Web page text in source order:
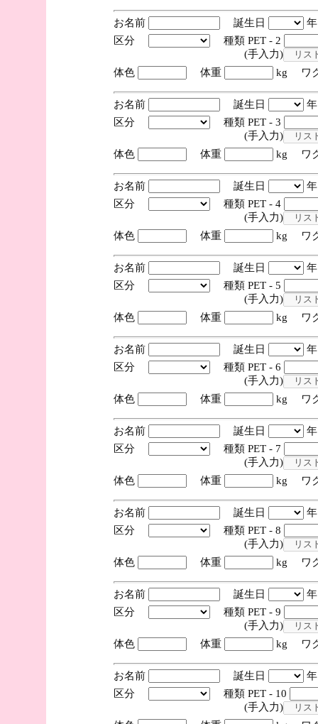
お名前 誕生日
区分
種類 PET - 2
(手入力)
体色
体重 kg ワ
お名前 誕生日
区分
種類 PET - 3
(手入力)
体色
体重 kg ワ
お名前 誕生日
区分
種類 PET - 4
(手入力)
体色
体重 kg ワ
お名前 誕生日
区分
種類 PET - 5
(手入力)
体色
体重 kg ワ
お名前 誕生日
区分
種類 PET - 6
(手入力)
体色
体重 kg ワ
お名前 誕生日
区分
種類 PET - 7
(手入力)
体色
体重 kg ワ
お名前 誕生日
区分
種類 PET - 8
(手入力)
体色
体重 kg ワ
お名前 誕生日
区分
種類 PET - 9
(手入力)
体色
体重 kg ワ
お名前 誕生日
区分
種類 PET - 10
(手入力)